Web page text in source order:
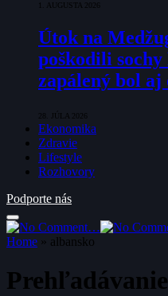
1. AUGUSTA 2026
Útok na
poškodili
zapálený bol
28. JÚLA 2026
Ekonomika
Zdravie
Lifestyle
Rozhovory
Podporte nás
Home » albansko